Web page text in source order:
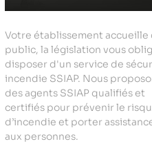
Votre établissement accueille
public, la législation vous
disposer d'un service de
incendie SSIAP. Nous
des agents SSIAP qualifiés et
certifiés pour prévenir le
d’incendie et porter
aux personnes.